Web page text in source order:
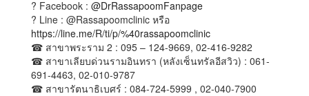
? Facebook : @DrRassapoomFanpage
? Line : @Rassapoomclinic หรือ
https://line.me/R/ti/p/%40rassapoomclinic
☎ สาขาพระราม 2 : 095 – 124-9669, 02-416-9282
☎ สาขาเลียบด่วนรามอินทรา (หลังเซ็นทรัลอีสวิว) : 061-
691-4463, 02-010-9787
☎ สาขารัตนาธิเบศร์ : 084-724-5999 , 02-040-7900